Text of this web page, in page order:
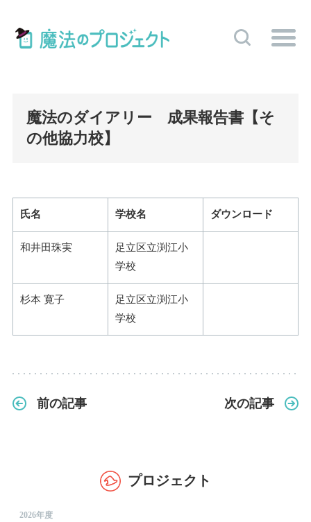
魔法のダイアリー 成果報告書【そ
の他協力校】
氏名 学校名 ダウンロード
和井田珠実
足立区立渕江小
学校
杉本 寛子
足立区立渕江小
学校
前の記事 次の記事
プロジェクト
2026年度